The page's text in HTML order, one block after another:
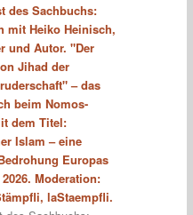
des Sachbuchs:
mit Heiko Heinisch,
und Autor. "Der
Jihad der
– das
beim Nomos-
dem Titel:
Islam – eine
Europas
Moderation:
laStaempfli.